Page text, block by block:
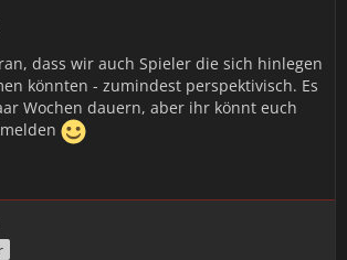
dass wir auch Spieler die sich hinlegen
könnten - zumindest perspektivisch. Es
Wochen dauern, aber ihr könnt euch